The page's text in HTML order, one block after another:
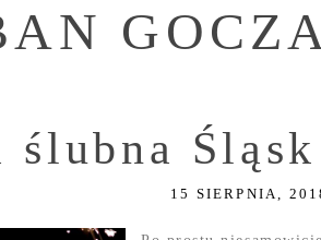
ślubna
15 SIERPNIA,